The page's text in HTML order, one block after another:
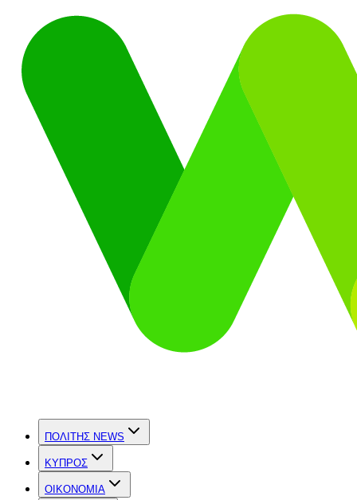
ΠΟΛΙΤΗΣ NEWS
ΚΥΠΡΟΣ
OIKONOMIA